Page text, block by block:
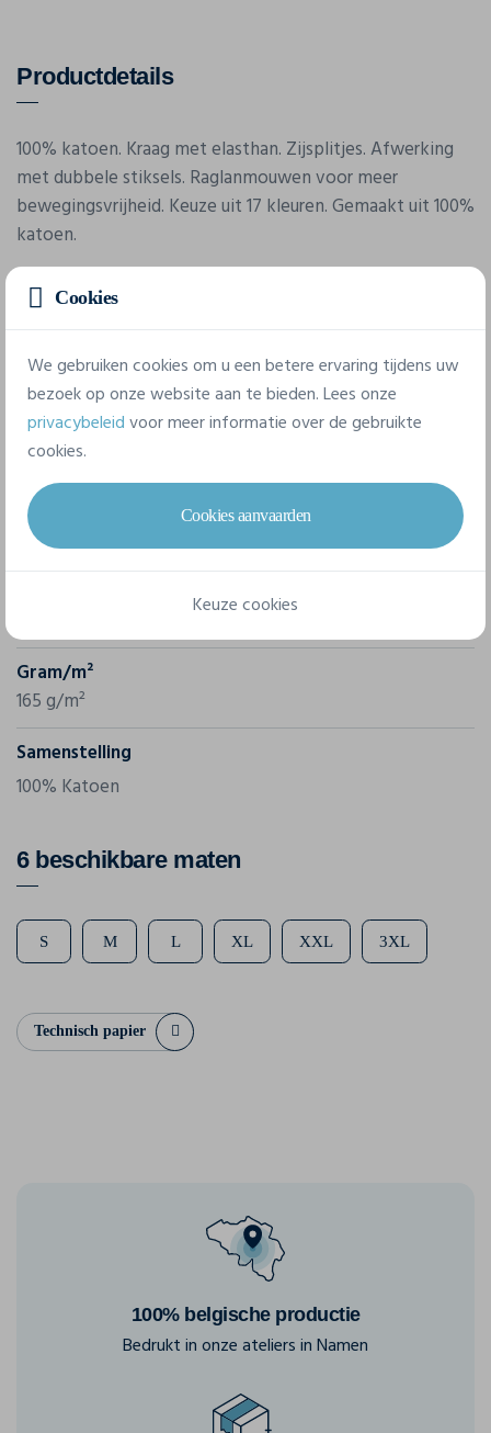
Productdetails
100% katoen. Kraag met elasthan. Zijsplitjes. Afwerking
met dubbele stiksels. Raglanmouwen voor meer
bewegingsvrijheid. Keuze uit 17 kleuren. Gemaakt uit 100%
katoen.
Eigenschappen
Merk
Kariban
Gram/m²
165 g/m²
Samenstelling
100% Katoen
6 beschikbare maten
S M L XL XXL 3XL
Technisch papier
100% belgische productie
Bedrukt in onze ateliers in Namen
Cookies
We gebruiken cookies om u een betere ervaring tijdens uw
bezoek op onze website aan te bieden. Lees onze
privacybeleidvoor meer informatie over de gebruikte
cookies.
Cookies aanvaarden
Keuze cookies